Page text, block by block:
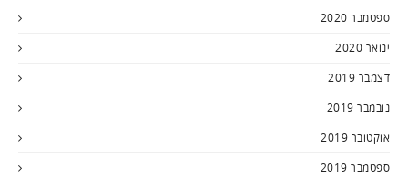
ספטמבר 2020
ינואר 2020
דצמבר 2019
נובמבר 2019
אוקטובר 2019
ספטמבר 2019